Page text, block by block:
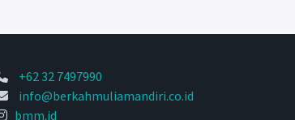
+62 32 7497990
info@berkahmuliamandiri.co.id
bmm.id